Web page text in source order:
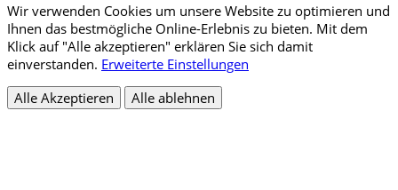
Wir verwenden Cookies um unsere Website zu optimieren und
Ihnen das bestmögliche Online-Erlebnis zu bieten. Mit dem
Klick auf "Alle akzeptieren" erklären Sie sich damit
einverstanden. Erweiterte Einstellungen
Alle Akzeptieren
Alle ablehnen